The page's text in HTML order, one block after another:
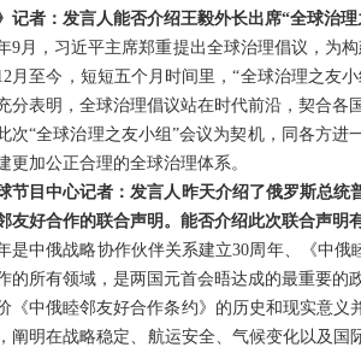
记者：发言人能否介绍王毅外长出席“全球治
9月，习近平主席郑重提出全球治理倡议，为
月至今，短短五个月时间里，“全球治理之友
分表明，全球治理倡议站在时代前沿，契合各
次“全球治理之友小组”会议为契机，同各方
更加公正合理的全球治理体系。
节目中心记者：发言人昨天介绍了俄罗斯总
友好合作的联合声明。能否介绍此次联合声明
是中俄战略协作伙伴关系建立30周年、《中
的所有领域，是两国元首会晤达成的最重要的
《中俄睦邻友好合作条约》的历史和现实意
阐明在战略稳定、航运安全、气候变化以及